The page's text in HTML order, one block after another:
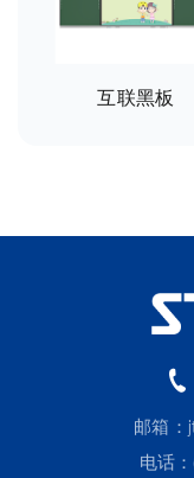
互联黑板
邮箱：
电话